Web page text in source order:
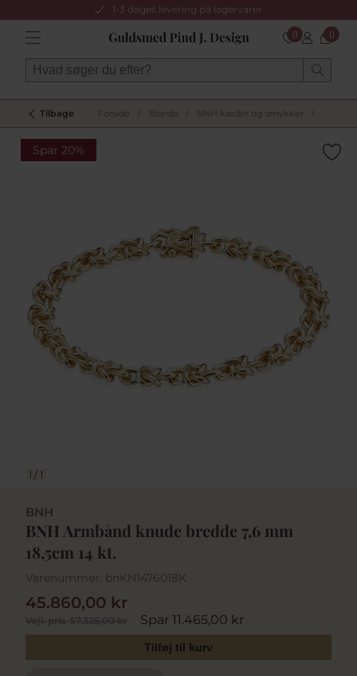
1-3 dages levering på lagervarer
0 0
Tilbage Forside Brands BNH kæder og smykker
Spar 20%
1 / 1
BNH
BNH Armbånd knude bredde 7,6 mm
18,5cm 14 kt.
Varenummer: bnKN1476018K
Vejl. pris57.325,00 kr Spar 11.465,00 kr
45.860,00 kr
Tilføj til kurv